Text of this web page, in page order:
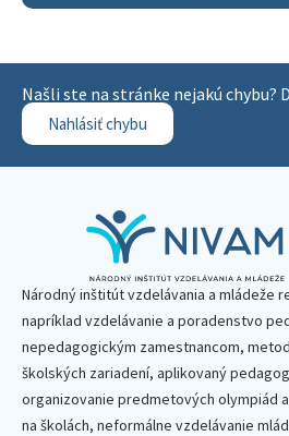
Našli ste na stránke nejakú chybu?
Nahlásiť chybu
Národný inštitút vzdelávania a mládeže
napríklad vzdelávanie a poradenstvo
nepedagogickým zamestnancom,
školských zariadení, aplikovaný
organizovanie predmetových olympiád
na školách, neformálne vzdelávanie